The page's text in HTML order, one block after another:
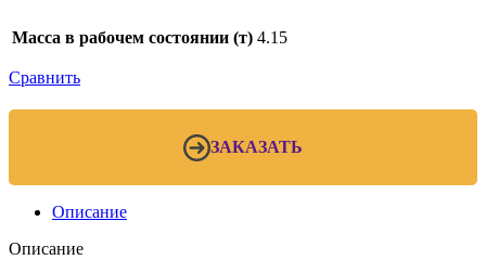
Масса в рабочем состоянии (т) 4.15
Сравнить
ЗАКАЗАТЬ
Описание
Описание